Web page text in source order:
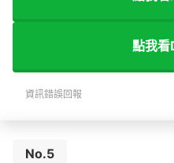
點我
資訊錯誤回報
No.5